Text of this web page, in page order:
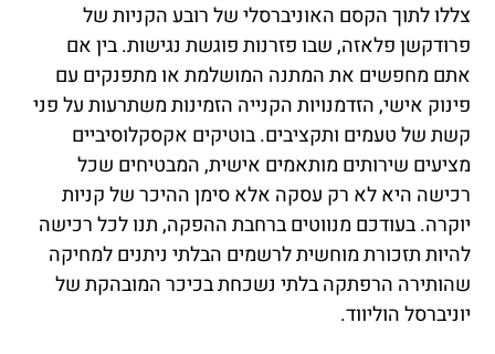
צללו לתוך הקסם האוניברסלי של רובע הקניות של
פרודקשן פלאזה, שבו פזרנות פוגשת נגישות. בין אם
אתם מחפשים את המתנה המושלמת או מתפנקים עם
פינוק אישי, הזדמנויות הקנייה הזמינות משתרעות על פני
קשת של טעמים ותקציבים. בוטיקים אקסקלוסיביים
מציעים שירותים מותאמים אישית, המבטיחים שכל
רכישה היא לא רק עסקה אלא סימן ההיכר של קניות
יוקרה. בעודכם מנווטים ברחבת ההפקה, תנו לכל רכישה
להיות תזכורת מוחשית לרשמים הבלתי ניתנים למחיקה
שהותירה הרפתקה בלתי נשכחת בכיכר המובהקת של
יוניברסל הוליווד.